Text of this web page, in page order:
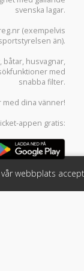
svenska lagar.
(exempelvis
än).
, båtar, husvagnar,
med
snabba filter.
med dina vänner!
appen gratis:
webbplats